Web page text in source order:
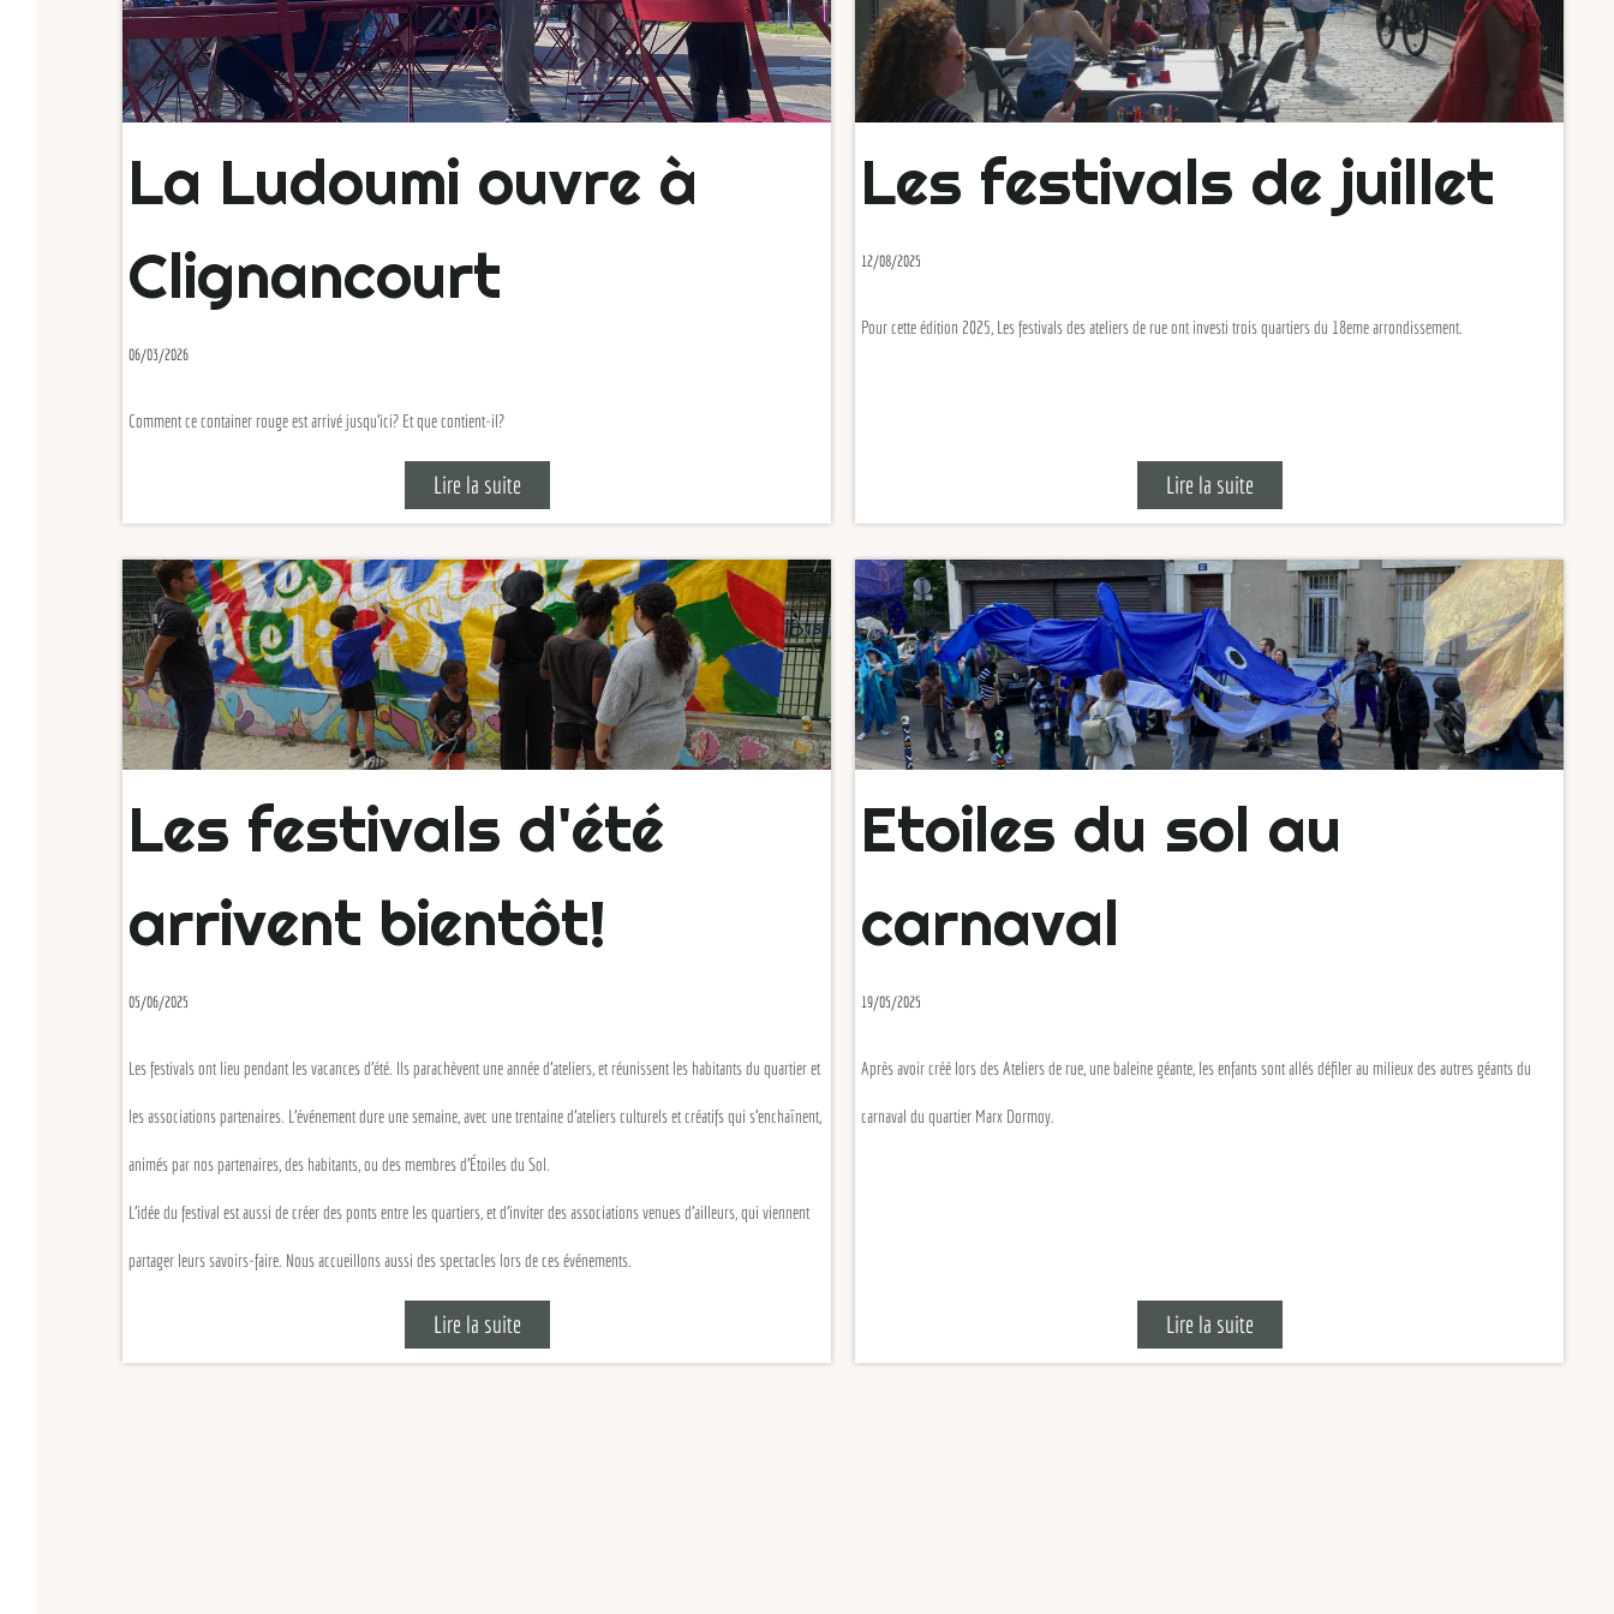
La Ludoumi ouvre à
Clignancourt
06/03/2026
Comment ce container rouge est arrivé jusqu'ici? Et que contient-il?
Lire la suite
Les festivals de juillet
12/08/2025
Pour cette édition 2025, Les festivals des ateliers de rue ont investi trois quartiers du 18eme arrondissement.
Lire la suite
Les festivals d'été
arrivent bientôt!
05/06/2025
Les festivals ont lieu pendant les vacances d'été. Ils parachèvent une année d'ateliers, et réunissent les habitants du quartier et
les associations partenaires. L'événement dure une semaine, avec une trentaine d'ateliers culturels et créatifs qui s'enchaînent,
animés par nos partenaires, des habitants, ou des membres d'Étoiles du Sol.
L'idée du festival est aussi de créer des ponts entre les quartiers, et d'inviter des associations venues d'ailleurs, qui viennent
partager leurs savoirs-faire. Nous accueillons aussi des spectacles lors de ces événements.
Lire la suite
Etoiles du sol au
carnaval
19/05/2025
Après avoir créé lors des Ateliers de rue, une baleine géante, les enfants sont allés défiler au milieux des autres géants du
carnaval du quartier Marx Dormoy.
Lire la suite